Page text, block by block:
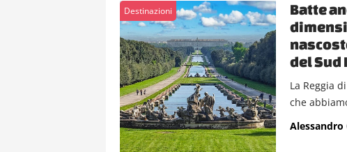
Destinazioni
Batte
del Sud
La Reggia
che
Alessandro